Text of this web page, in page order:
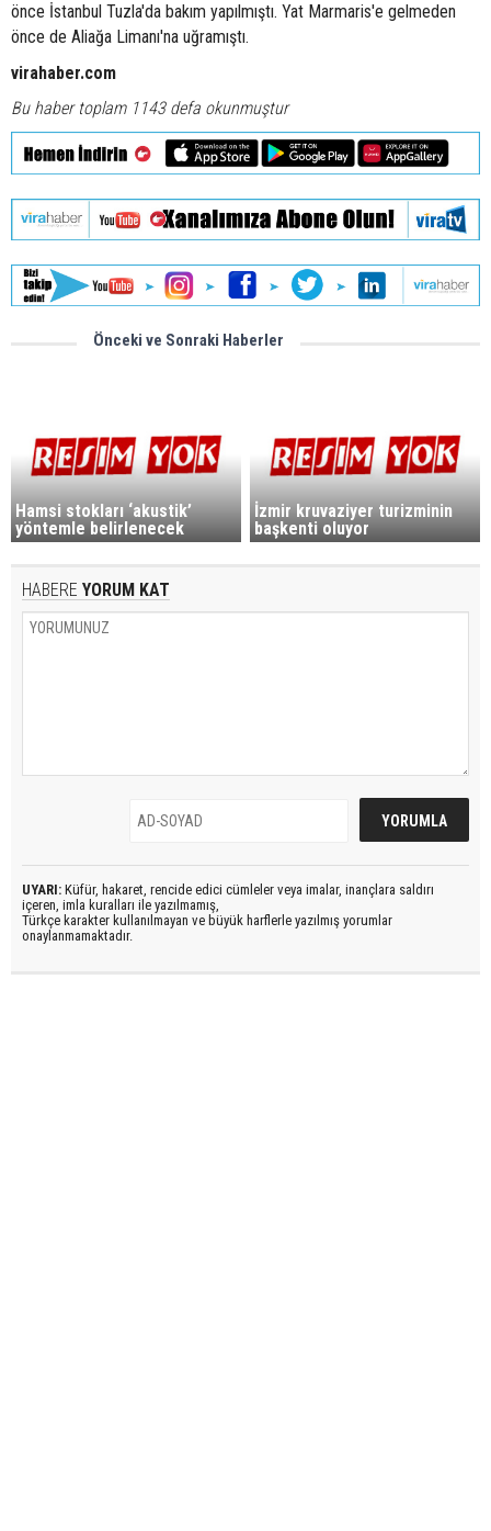
önce İstanbul Tuzla'da bakım yapılmıştı. Yat Marmaris'e gelmeden
önce de Aliağa Limanı'na uğramıştı.
virahaber.com
Bu haber toplam 1143 defa okunmuştur
Önceki ve Sonraki Haberler
Hamsi stokları ‘akustik’
yöntemle belirlenecek
İzmir kruvaziyer turizminin
başkenti oluyor
HABERE YORUM KAT
UYARI: Küfür, hakaret, rencide edici cümleler veya imalar, inançlara saldırı
içeren, imla kuralları ile yazılmamış,
Türkçe karakter kullanılmayan ve büyük harflerle yazılmış yorumlar
onaylanmamaktadır.